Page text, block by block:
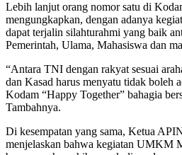
Lebih lanjut orang nomor satu di
mengungkapkan, dengan adanya
dapat terjalin silahturahmi yang baik
Pemerintah, Ulama, Mahasiswa dan
“Antara TNI dengan rakyat sesuai
dan Kasad harus menyatu tidak boleh
Kodam “Happy Together” bahagia
Tambahnya.
Di kesempatan yang sama, Ketua
menjelaskan bahwa kegiatan UMKM